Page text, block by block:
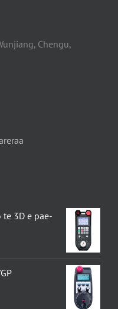
Chengu,
te 3D e pae-